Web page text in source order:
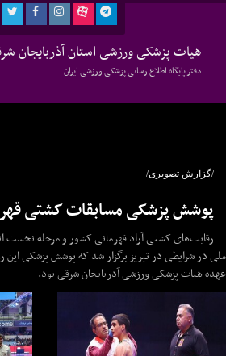
هیات پزشکی ورزشی استان آذربایجان
دفتر پایگاه اطلاع رسانی پزشکی ورزشی ایران
/گزارش تصویری/
پوشش پزشکی مسابقات کشتی
رقابت‌های کشتی آزاد قهرمانی کشور و مرحله نخست
ملی در شرایطی در تبریز برگزار شد که پوشش پزشکی این
عهده هیات پزشکی ورزشی آذربایجان شرقی بود.